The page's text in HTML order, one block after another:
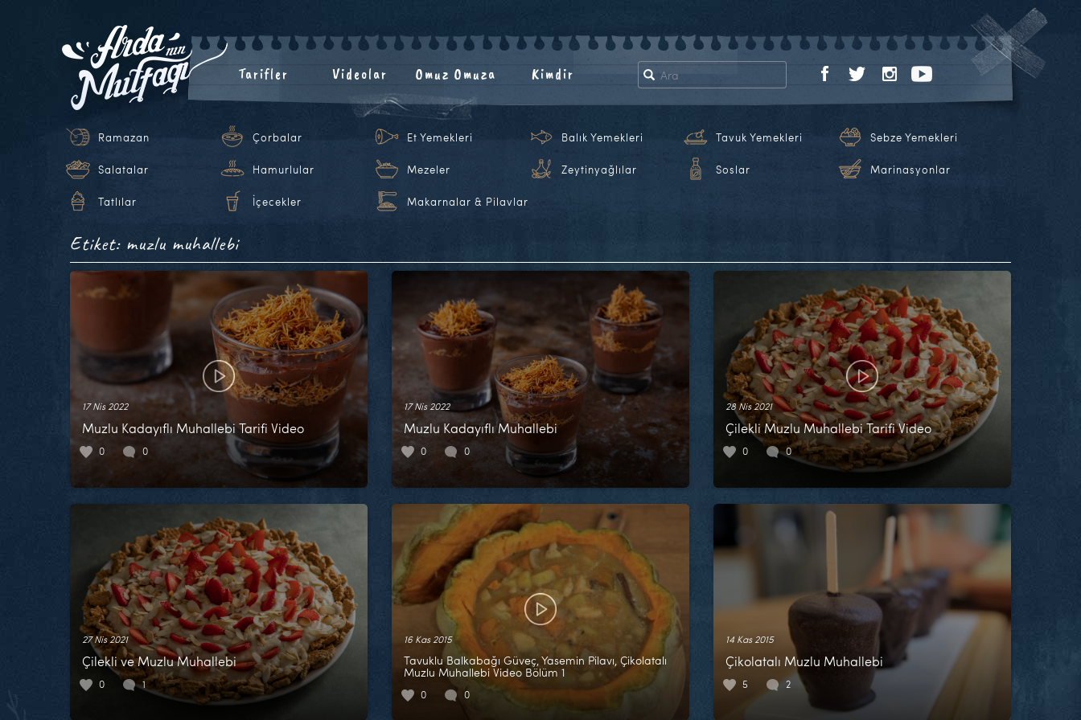
Tarifler Videolar Omuz Omuza Kimdir
Ramazan Çorbalar Et Yemekleri Balık Yemekleri Tavuk Yemekleri Sebze Yemekleri
Salatalar Hamurlular Mezeler Zeytinyağlılar Soslar Marinasyonlar
Tatlılar İçecekler Makarnalar & Pilavlar
Etiket: muzlu muhallebi
17 Nis 2022
Muzlu Kadayıflı Muhallebi Tarifi Video
0 0
17 Nis 2022
Muzlu Kadayıflı Muhallebi
0 0
28 Nis 2021
Çilekli Muzlu Muhallebi Tarifi Video
0 0
27 Nis 2021
Çilekli ve Muzlu Muhallebi
0 1
16 Kas 2015
Tavuklu Balkabağı Güveç, Yasemin Pilavı, Çikolatalı
Muzlu Muhallebi Video Bölüm 1
0 0
14 Kas 2015
Çikolatalı Muzlu Muhallebi
5 2